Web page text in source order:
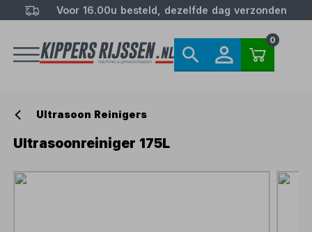
Voor 16.00u besteld, dezelfde dag verzonden
0
Ultrasoon Reinigers
Ultrasoonreiniger 175L